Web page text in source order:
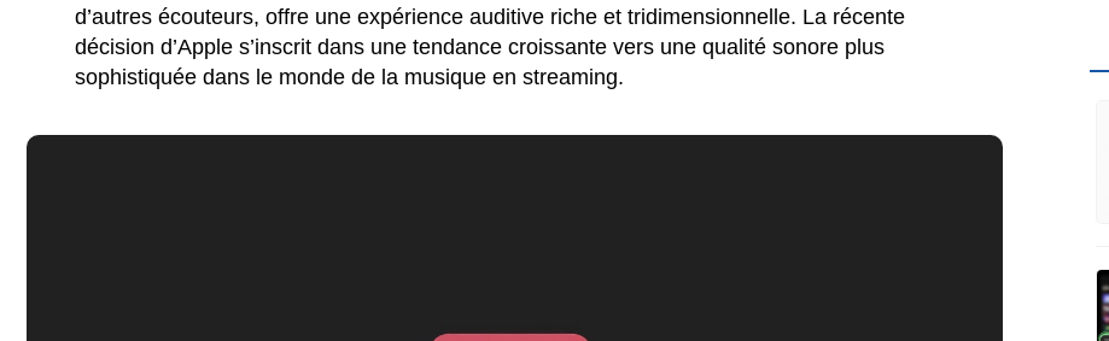
d’autres écouteurs, offre une expérience auditive riche et tridimensionnelle. La récente
décision d’Apple s’inscrit dans une tendance croissante vers une qualité sonore plus
sophistiquée dans le monde de la musique en streaming.